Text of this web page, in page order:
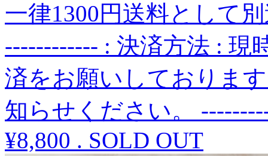
一律1300円送料として
------------ : 決済方法 : 現
済をお願いしておりま
知らせください。
¥8,800 . SOLD OUT